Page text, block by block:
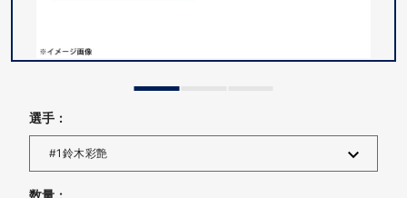
選手 :
数量 :